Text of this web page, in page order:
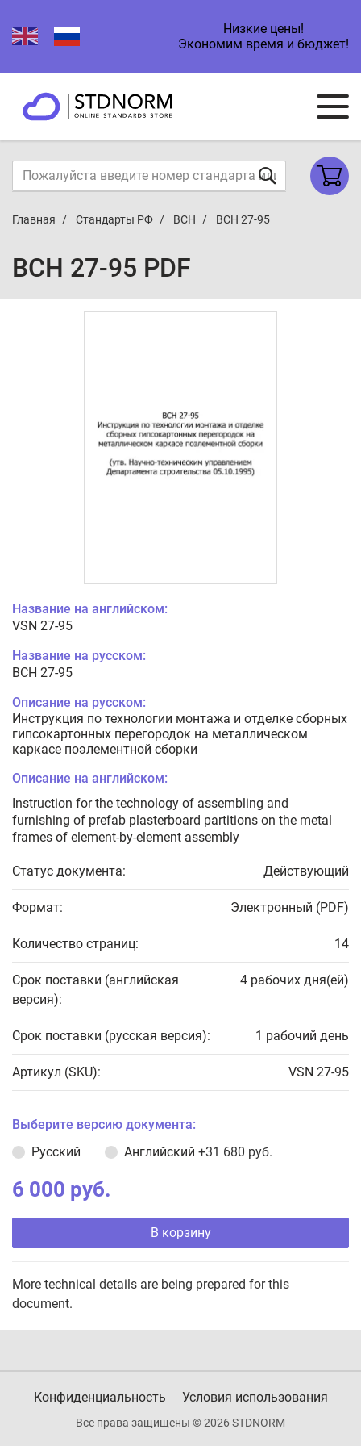
Низкие цены!
Экономим время и бюджет!
Главная Стандарты РФ ВСН ВСН 27-95
ВСН 27-95 PDF
Название на английском:
VSN 27-95
Название на русском:
ВСН 27-95
Описание на русском:
Инструкция по технологии монтажа и отделке сборных
гипсокартонных перегородок на металлическом
каркасе поэлементной сборки
Описание на английском:
Instruction for the technology of assembling and
furnishing of prefab plasterboard partitions on the metal
frames of element-by-element assembly
Статус документа: Действующий
Формат: Электронный (PDF)
Количество страниц: 14
Срок поставки (английская
версия):
4 рабочих дня(ей)
Срок поставки (русская версия): 1 рабочий день
Артикул (SKU): VSN 27-95
Выберите версию документа:
Русский
Английский +31 680 руб.
6 000 руб.
В корзину
More technical details are being prepared for this
document.
Конфиденциальность Условия использования
Все права защищены © 2026 STDNORM